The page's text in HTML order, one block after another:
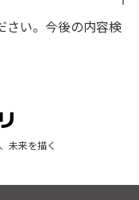
さい。今後の内容検
未来を描く